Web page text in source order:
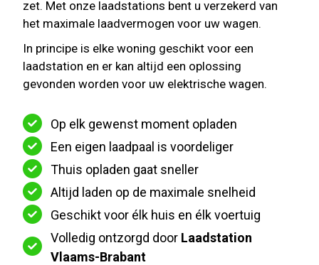
Op elk gewenst moment opladen
Een eigen laadpaal is voordeliger
Thuis opladen gaat sneller
Altijd laden op de maximale snelheid
Geschikt voor élk huis en élk voertuig
Volledig ontzorgd door Laadstation
Vlaams-Brabant
zet. Met onze laadstations bent u verzekerd van
het maximale laadvermogen voor uw wagen.
In principe is elke woning geschikt voor een
laadstation en er kan altijd een oplossing
gevonden worden voor uw elektrische wagen.